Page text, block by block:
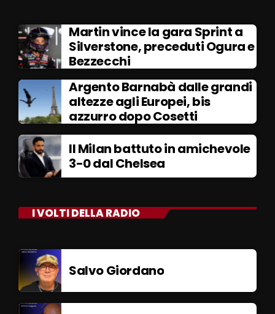
Martin vince la gara Sprint a
Silverstone, preceduti Ogura e
Bezzecchi
Argento Barnabà dalle grandi
altezze agli Europei, bis
azzurro dopo Cosetti
Il Milan battuto in amichevole
3-0 dal Chelsea
I VOLTI DELLA RADIO
Salvo Giordano